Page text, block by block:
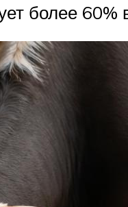
более